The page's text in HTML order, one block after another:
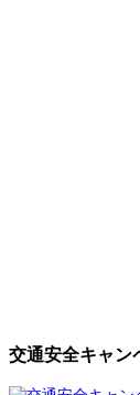
交通安全キャン